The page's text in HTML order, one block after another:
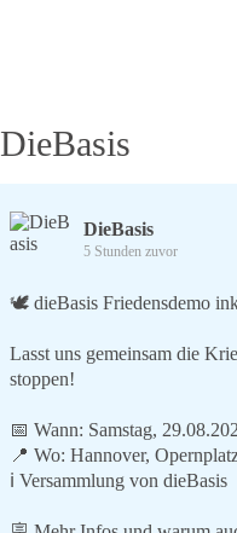
DieBasis
DieBasis
5 Stunden zuvor
🕊 dieBasis Friedensdemo
Lasst uns gemeinsam die
stoppen!
📅 Wann: Samstag,
📍 Wo: Hannover,
ℹ️ Versammlung von dieBasis